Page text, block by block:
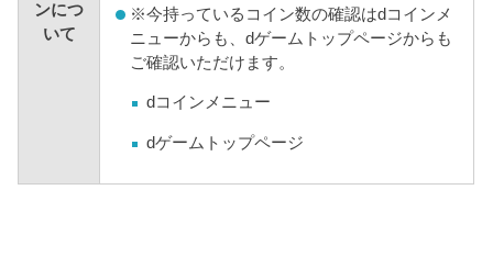
ンにつ
いて
※今持っているコイン数の確認はdコインメ
ニューからも、dゲームトップページからも
ご確認いただけます。
dコインメニュー
dゲームトップページ